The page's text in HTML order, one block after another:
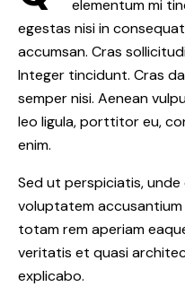
elementum mi
egestas nisi in
accumsan. Cras
Integer tincidunt. Cras
semper nisi. Aenean
leo ligula, porttitor eu,
enim.
Sed ut perspiciatis,
voluptatem
totam rem aperiam
veritatis et quasi
explicabo.